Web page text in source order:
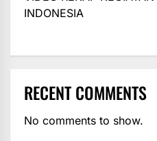
INDONESIA
RECENT COMMENTS
No comments to show.